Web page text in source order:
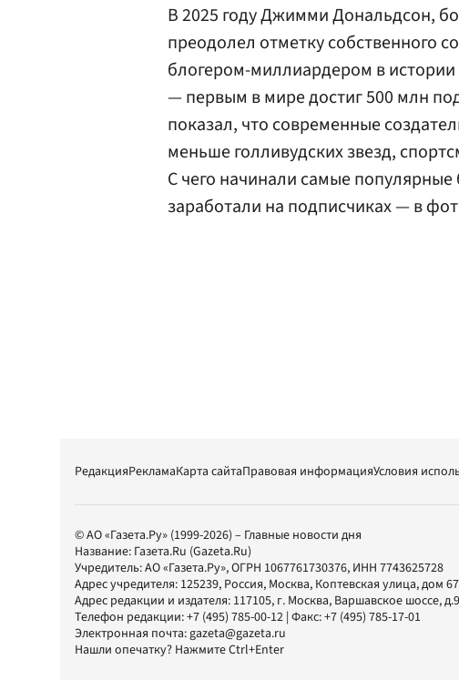
В 2025 году Джимми Дональдсон,
преодолел отметку собственного
блогером-миллиардером в
— первым в мире достиг 500 млн
показал, что современные
меньше голливудских звезд,
С чего начинали самые
заработали на подписчиках — в
РедакцияРекламаКарта сайтаПравовая информацияУсловия
© АО «Газета.Ру» (1999-2026) – Главные новости дня
Название: Газета.Ru (Gazeta.Ru)
Учредитель:АО «Газета.Ру», ОГРН 1067761730376, ИНН 7743625728
Адрес учредителя: 125239, Россия, Москва, Коптевская улица, дом 67
Адрес редакции и издателя: 117105, г. Москва, Варшавское шоссе,
Телефон редакции:+7 (495) 785-00-12 | Факс:+7 (495) 785-17-01
Электронная почта:gazeta@gazeta.ru
Нашли опечатку? Нажмите Ctrl+Enter